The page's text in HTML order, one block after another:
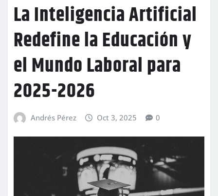
La Inteligencia Artificial
Redefine la Educación y
el Mundo Laboral para
2025-2026
Andrés Pérez Oct 3, 2025 0